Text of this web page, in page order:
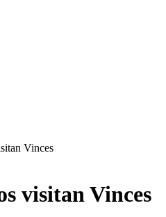
Vinces
visitan Vinces